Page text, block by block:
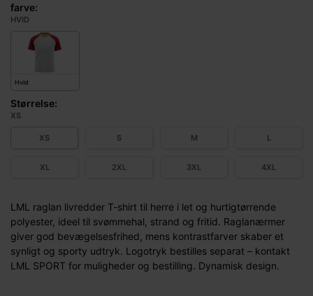
farve:
HVID
Hvid
Størrelse:
XS
XS S M L
XL 2XL 3XL 4XL
LML raglan livredder T-shirt til herre i let og hurtigtørrende
polyester, ideel til svømmehal, strand og fritid. Raglanærmer
giver god bevægelsesfrihed, mens kontrastfarver skaber et
synligt og sporty udtryk. Logotryk bestilles separat – kontakt
LML SPORT for muligheder og bestilling. Dynamisk design.